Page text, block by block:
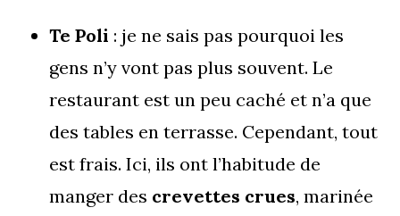
Te Poli : je ne sais pas pourquoi les
gens n’y vont pas plus souvent. Le
restaurant est un peu caché et n’a que
des tables en terrasse. Cependant, tout
est frais. Ici, ils ont l’habitude de
manger des crevettes crues, marinée